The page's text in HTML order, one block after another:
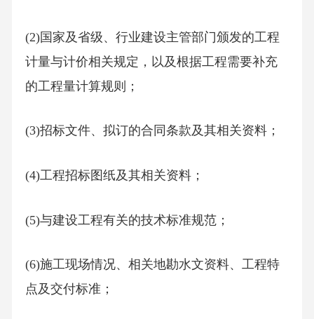
(2)国家及省级、行业建设主管部门颁发的工程
计量与计价相关规定，以及根据工程需要补充
的工程量计算规则；
(3)招标文件、拟订的合同条款及其相关资料；
(4)工程招标图纸及其相关资料；
(5)与建设工程有关的技术标准规范；
(6)施工现场情况、相关地勘水文资料、工程特
点及交付标准；